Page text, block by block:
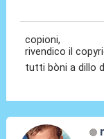
copioni,
rivendico il
tutti bòni a dillo